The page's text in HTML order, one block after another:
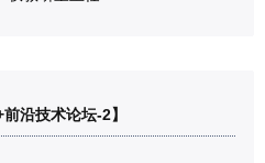
沿技术论坛-2】